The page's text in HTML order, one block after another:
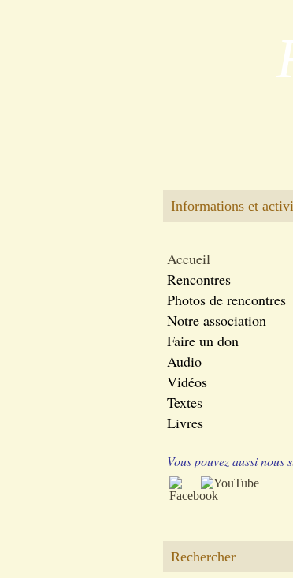
Informations et
Accueil
Rencontres
Photos de rencontres
Notre association
Faire un don
Audio
Vidéos
Textes
Livres
Vous pouvez aussi nous
Rechercher